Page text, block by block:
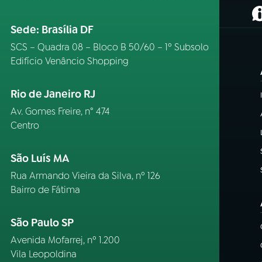
Sede: Brasília DF
SCS – Quadra 08 – Bloco B 50/60 – 1º Subsolo
Edifício Venâncio Shopping
Rio de Janeiro RJ
Av. Gomes Freire, n° 474
Centro
São Luís MA
Rua Armando Vieira da Silva, nº 126
Bairro de Fátima
São Paulo SP
Avenida Mofarrej, nº 1.200
Vila Leopoldina